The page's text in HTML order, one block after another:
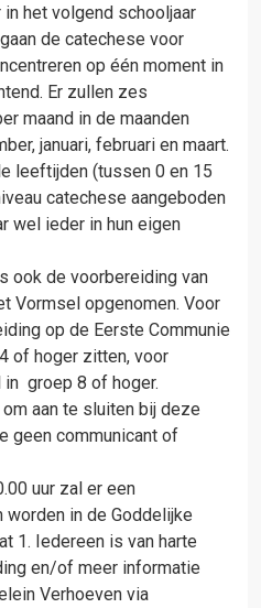
het volgend schooljaar
de catechese voor
op één moment in
Er zullen zes
maand in de maanden
januari, februari en maart.
leeftijden (tussen 0 en 15
catechese aangeboden
wel ieder in hun eigen
ook de voorbereiding van
Vormsel opgenomen. Voor
op de Eerste Communie
of hoger zitten, voor
in groep 8 of hoger.
aan te sluiten bij deze
geen communicant of
uur zal er een
in de Goddelijke
1. Iedereen is van harte
en/of meer informatie
Verhoeven via